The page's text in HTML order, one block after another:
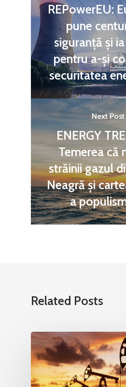
REPowerEU:
pune
siguranță și
pentru a-și
securitatea
Next Post
ENERGY
Temerea că
străinii gazul
Neagră și
a
Related Posts